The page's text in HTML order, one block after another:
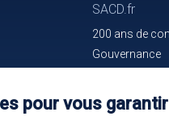
SACD.fr
200 ans de
Gouvernance
Oeuvres en
pour vous